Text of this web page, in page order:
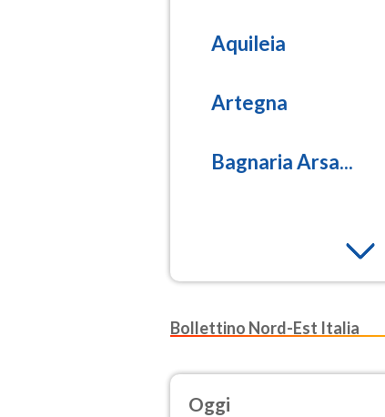
Aquileia
Artegna
Bagnaria Arsa...
Bollettino Nord-Est Italia
Oggi